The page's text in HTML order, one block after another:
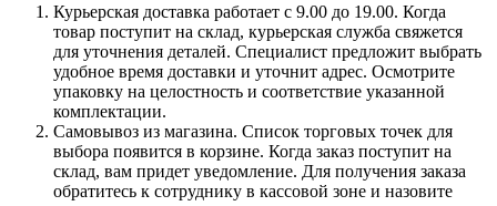
Курьерская доставка работает с 9.00 до 19.00. Когда
товар поступит на склад, курьерская служба свяжется
для уточнения деталей. Специалист предложит выбрать
удобное время доставки и уточнит адрес. Осмотрите
упаковку на целостность и соответствие указанной
комплектации.
Самовывоз из магазина. Список торговых точек для
выбора появится в корзине. Когда заказ поступит на
склад, вам придет уведомление. Для получения заказа
обратитесь к сотруднику в кассовой зоне и назовите